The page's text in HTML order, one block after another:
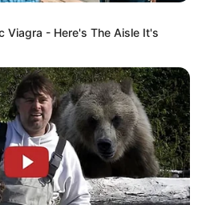
Viagra - Here's The Aisle It's